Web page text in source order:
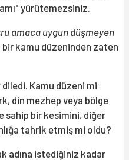
yürütemezsiniz.
amaca uygun düşmeyen
bir kamu düzeninden zaten
diledi. Kamu düzeni mi
din mezhep veya bölge
sahip bir kesimini, diğer
tahrik etmiş mi oldu?
adına istediğiniz kadar